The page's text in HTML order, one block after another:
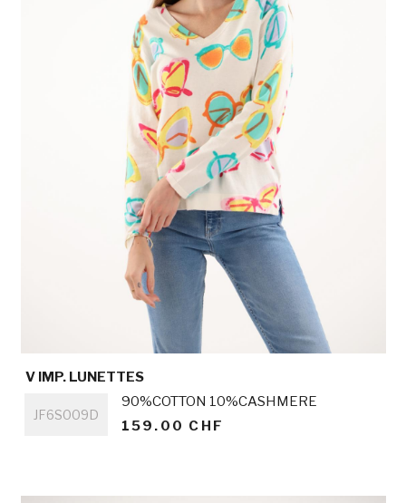
V IMP. LUNETTES
JF6S009D
90%COTTON 10%CASHMERE
159.00 CHF